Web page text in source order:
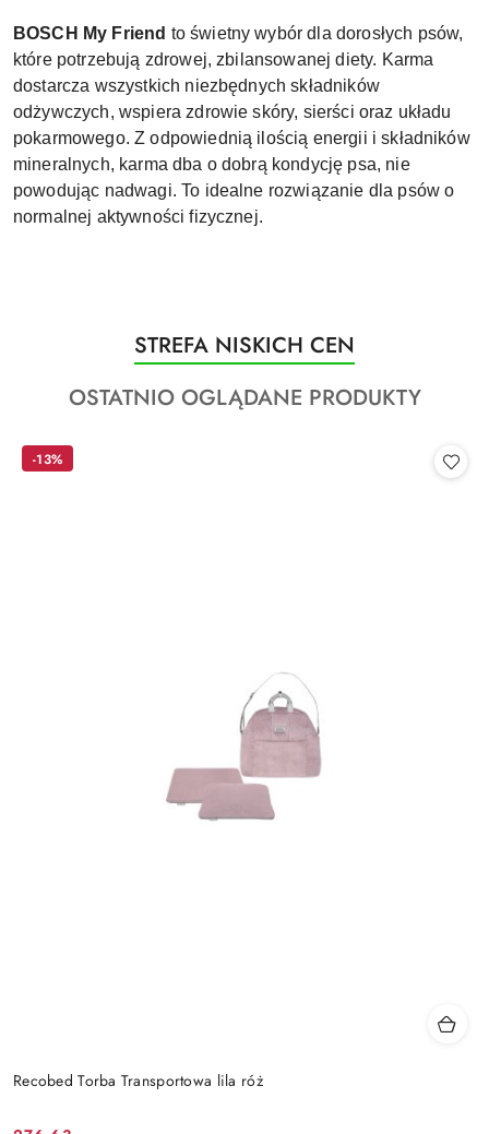
BOSCH My Friend to świetny wybór dla dorosłych psów,
które potrzebują zdrowej, zbilansowanej diety. Karma
dostarcza wszystkich niezbędnych składników
odżywczych, wspiera zdrowie skóry, sierści oraz układu
pokarmowego. Z odpowiednią ilością energii i składników
mineralnych, karma dba o dobrą kondycję psa, nie
powodując nadwagi. To idealne rozwiązanie dla psów o
normalnej aktywności fizycznej.
Pomiń karuzelę produktów
Produkty
o
statusie:
STREFA NISKICH CEN
Produkty
statusie:
OSTATNIO OGLĄDANE PRODUKTY
Recobed Torba Transportowa lila róż
-13%